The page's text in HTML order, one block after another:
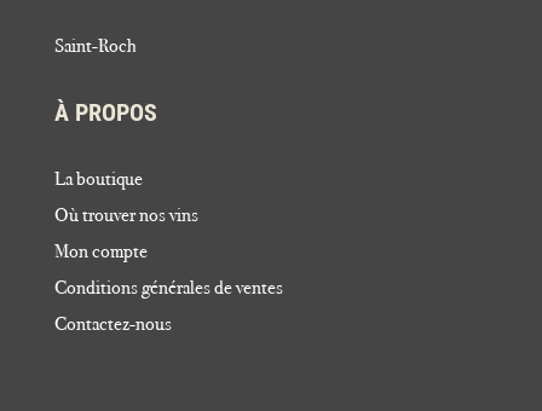
Saint-Roch
À PROPOS
La boutique
Où trouver nos vins
Mon compte
Conditions générales de ventes
Contactez-nous